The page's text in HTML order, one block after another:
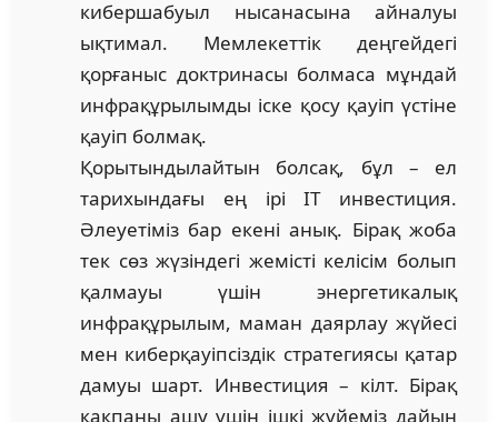
кибершабуыл нысанасына айналуы
ықтимал. Мемлекеттік деңгейдегі
қорғаныс доктринасы болмаса мұндай
инфрақұрылымды іске қосу қауіп үстіне
қауіп болмақ.
Қорытындылайтын болсақ, бұл – ел
тарихындағы ең ірі IT инвестиция.
Әлеуетіміз бар екені анық. Бірақ жоба
тек сөз жүзіндегі жемісті келісім болып
қалмауы үшін энергетикалық
инфрақұрылым, маман даярлау жүйесі
мен киберқауіпсіздік стратегиясы қатар
дамуы шарт. Инвестиция – кілт. Бірақ
қақпаны ашу үшін ішкі жүйеміз дайын